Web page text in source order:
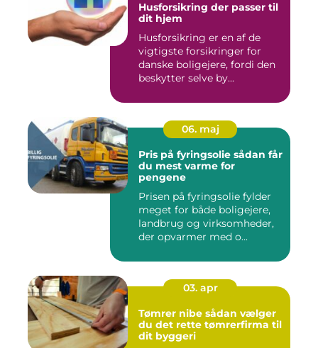
Husforsikring der passer til
dit hjem
Husforsikring er en af de
vigtigste forsikringer for
danske boligejere, fordi den
beskytter selve by...
06. maj
Pris på fyringsolie sådan får
du mest varme for
pengene
Prisen på fyringsolie fylder
meget for både boligejere,
landbrug og virksomheder,
der opvarmer med o...
03. apr
Tømrer nibe sådan vælger
du det rette tømrerfirma til
dit byggeri